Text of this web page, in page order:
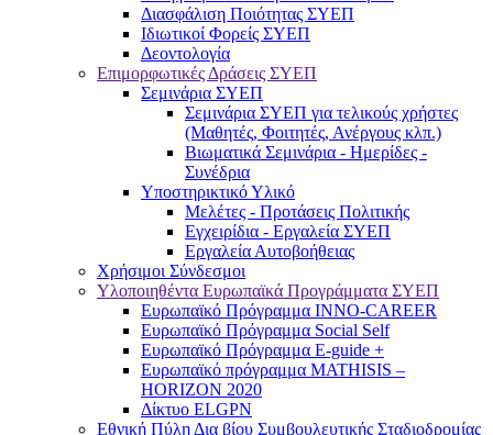
Διασφάλιση Ποιότητας ΣΥΕΠ
Ιδιωτικοί Φορείς ΣΥΕΠ
Δεοντολογία
Επιμορφωτικές Δράσεις ΣΥΕΠ
Σεμινάρια ΣΥΕΠ
Σεμινάρια ΣΥΕΠ για τελικούς χρήστες
(Μαθητές, Φοιτητές, Ανέργους κλπ.)
Βιωματικά Σεμινάρια - Ημερίδες -
Συνέδρια
Υποστηρικτικό Υλικό
Μελέτες - Προτάσεις Πολιτικής
Εγχειρίδια - Εργαλεία ΣΥΕΠ
Εργαλεία Αυτοβοήθειας
Χρήσιμοι Σύνδεσμοι
Υλοποιηθέντα Ευρωπαϊκά Προγράμματα ΣΥΕΠ
Ευρωπαϊκό Πρόγραμμα INNO-CAREER
Ευρωπαϊκό Πρόγραμμα Social Self
Ευρωπαϊκό Πρόγραμμα E-guide +
Ευρωπαϊκό πρόγραμμα MATHISIS –
HORIZON 2020
Δίκτυο ELGPN
Εθνική Πύλη Δια βίου Συμβουλευτικής Σταδιοδρομίας